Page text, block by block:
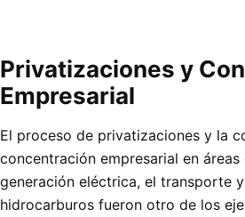
Privatizaciones y
Empresarial
El proceso de privatizaciones y la
concentración empresarial en
generación eléctrica, el transporte
hidrocarburos fueron otro de los